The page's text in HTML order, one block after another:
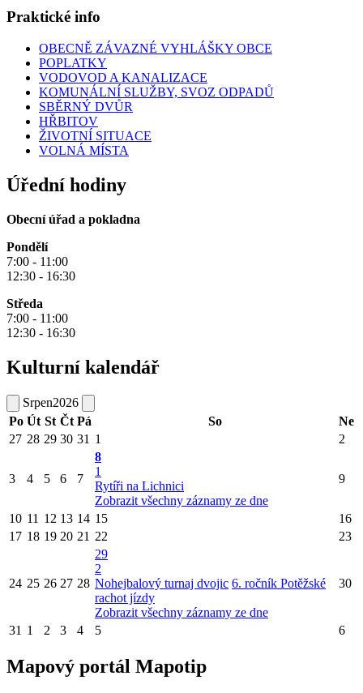
Praktické info
OBECNĚ ZÁVAZNÉ VYHLÁŠKY OBCE
POPLATKY
VODOVOD A KANALIZACE
KOMUNÁLNÍ SLUŽBY, SVOZ ODPADŮ
SBĚRNÝ DVŮR
HŘBITOV
ŽIVOTNÍ SITUACE
VOLNÁ MÍSTA
Úřední hodiny
Obecní úřad a pokladna
Pondělí
7:00 - 11:00
12:30 - 16:30
Středa
7:00 - 11:00
12:30 - 16:30
Kulturní kalendář
Srpen2026
Po Út St Čt Pá So
Ne
27 28 29 30 31 1 2
3 4 5 6 7
8
1
Rytíři na Lichnici
Zobrazit všechny záznamy ze dne
9
10 11 12 13 14 15
16
17 18 19 20 21 22 23
24 25 26 27 28
29
2
Nohejbalový turnaj dvojic 6. ročník Potěžské
rachot jízdy
Zobrazit všechny záznamy ze dne
30
31 1 2 3 4 5 6
Mapový portál Mapotip